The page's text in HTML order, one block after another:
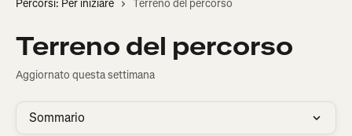
Percorsi: Per iniziare
Terreno del percorso
Terreno del percorso
Aggiornato questa settimana
Sommario